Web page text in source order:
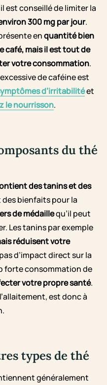
est conseillé de limiter la
300 mg par jour.
enquantité bien
café, mais il est tout de
votre consommation.
de caféine est
d’irritabilitéet
le nourrisson.
du thé
des tanins et des
bienfaits pour la
de médaillequ’il peut
Les tanins par exemple
réduisent votre
pas d’impact direct sur la
forte consommation de
votre propre santé.
est donc à
types de thé
généralement